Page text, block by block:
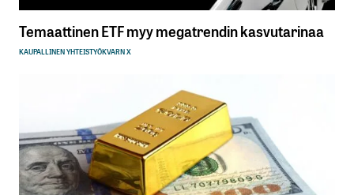
Temaattinen ETF myy megatrendin kasvutarinaa
KAUPALLINEN YHTEISTYÖKVARN X